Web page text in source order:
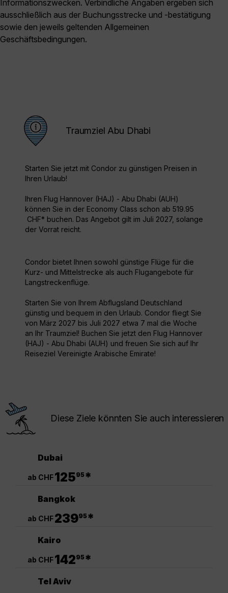
Informationszwecken. Verbindliche Angaben ergeben sich
ausschließlich aus der Buchungsstrecke und -bestätigung
sowie den jeweils geltenden Allgemeinen
Geschäftsbedingungen.
Traumziel Abu Dhabi
Starten Sie jetzt mit Condor zu günstigen Preisen in
Ihren Urlaub!
Ihren Flug Hannover (HAJ) - Abu Dhabi (AUH)
können Sie in der Economy Class schon ab 519.95
CHF* buchen. Das Angebot gilt im Juli 2027, solange
der Vorrat reicht.
Condor bietet Ihnen sowohl günstige Flüge für die
Kurz- und Mittelstrecke als auch Flugangebote für
Langstreckenflüge.
Starten Sie von Ihrem Abflugsland Deutschland
günstig und bequem in den Urlaub. Condor fliegt Sie
von März 2027 bis Juli 2027 etwa 7 mal die Woche
an Ihr Traumziel! Buchen Sie jetzt den Flug Hannover
(HAJ) - Abu Dhabi (AUH) und freuen Sie sich auf Ihr
Reiseziel Vereinigte Arabische Emirate!
Diese Ziele könnten Sie auch interessieren
Dubai
ab CHF12595*
Bangkok
ab CHF23995*
Kairo
ab CHF14295*
Tel Aviv